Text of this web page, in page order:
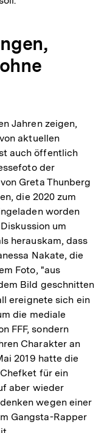
Jahren zeigen,
aktuellen
auch öffentlich
der
Greta Thunberg
die 2020 zum
worden
um
herauskam, dass
Nakate, die
Foto, "aus
Bild geschnitten
ereignete sich ein
die mediale
FFF, sondern
Charakter an
2019 hatte die
für ein
aber wieder
wegen einer
Gangsta-Rapper